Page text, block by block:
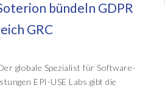
bündeln GDPR
GRC
globale Spezialist für Software-
EPI-USE Labs gibt die